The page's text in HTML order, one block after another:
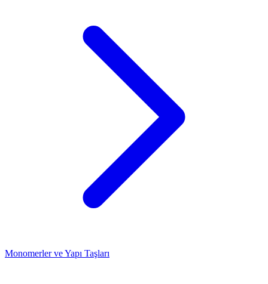
Monomerler ve Yapı Taşları